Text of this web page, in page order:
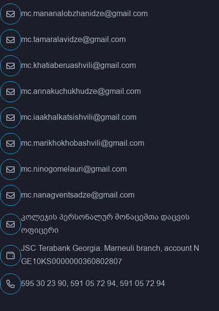
mc.mananalobzhanidze@gmail.com
mc.tamaralavidze@gmail.com
mc.khatiaberuashvili@gmail.com
mc.annakuchukhudze@gmail.com
mc.iaakhalkatsishvili@gmail.com
mc.marikhokhobashvili@gmail.com
mc.ninogomelauri@gmail.com
mc.nanagventsadze@gmail.com
კოლეჯის პერსონალურ მონაცემთა დაცვის
ოფიცერი
JSC Terabank Georgia. Marneuli branch, account N
GE10KS0000000360802807
595 30 23 90, 591 05 72 94, 591 05 72 94